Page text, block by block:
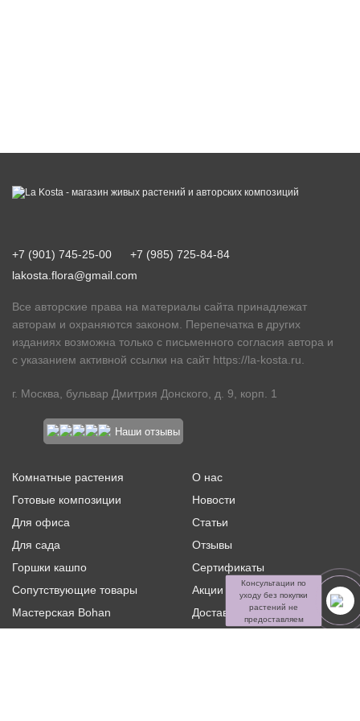
+7 (901) 745-25-00
+7 (985) 725-84-84
lakosta.flora@gmail.com
Все авторские права на материалы сайта принадлежат
авторам и охраняются законом. Перепечатка в других
изданиях возможна только с письменного согласия автора и
с указанием активной ссылки на сайт https://la-kosta.ru
г. Москва, бульвар Дмитрия Донского, д. 9, корп. 1
Наши отзывы
Комнатные растения
Готовые композиции
Для офиса
Для сада
Горшки кашпо
Сопутствующие товары
Мастерская Bohan
О нас
Новости
Статьи
Отзывы
Сертификаты
Акции и скидки
Доставка и оплата
Консультации по
уходу без покупки
растений не
предоставляем